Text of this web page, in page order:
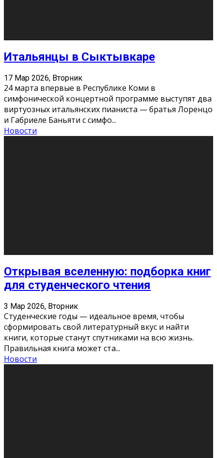
Открывая вселенную: подборка книг
3 Мар 2026, Вторник
Студенческие годы — идеальное время, чтобы
сформировать свой литературный вкус и найти
книги, которые станут спутниками на всю жизнь.
Правильная книга может ста
Как бороться со стрессом
11 Фев 2026, Среда
Стресс – нормальная реакция организма, когда
факторов, воздействующих на твой организм
больше, чем ресурсов. Есть советы, как бороться со
стрессовым состояни ...
Новости